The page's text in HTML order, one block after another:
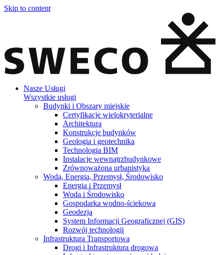
Skip to content
Nasze Usługi
Wszystkie usługi
Budynki i Obszary miejskie
Certyfikacje wielokryterialne
Architektura
Konstrukcje budynków
Geologia i geotechnika
Technologia BIM
Instalacje wewnątrzbudynkowe
Zrównoważona urbanistyka
Woda, Energia, Przemysł, Środowisko
Energia i Przemysł
Woda i Środowisko
Gospodarka wodno-ściekowa
Geodezja
System Informacji Geograficznej (GIS)
Rozwój technologii
Infrastruktura Transportowa
Drogi i Infrastruktura drogowa